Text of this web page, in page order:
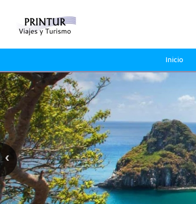
Inicio